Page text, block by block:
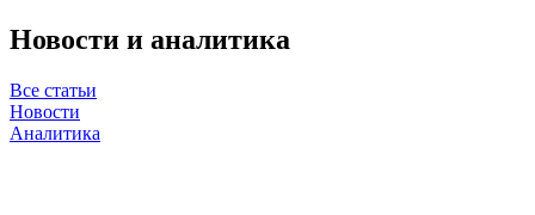
Новости и аналитика
Все статьи
Новости
Аналитика